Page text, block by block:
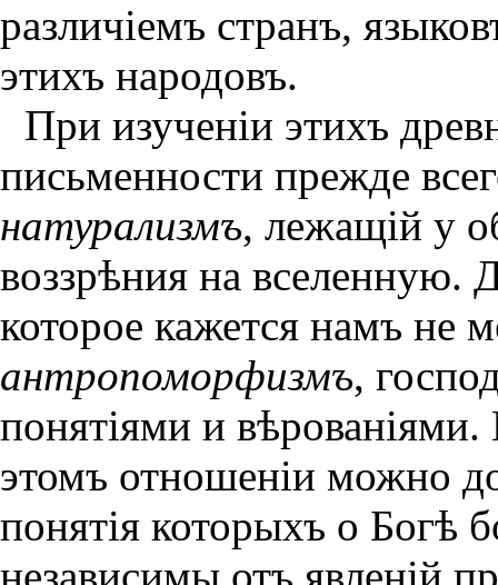
различiемъ странъ,
этихъ народовъ.
При изученiи этихъ
письменности прежде
натурализмъ, лежащiй у
воззрѣния на вселенную.
которое кажется намъ
антропоморфизмъ,
понятiями и вѣрованiями.
этомъ отношенiи можно
понятiя которыхъ о Богѣ